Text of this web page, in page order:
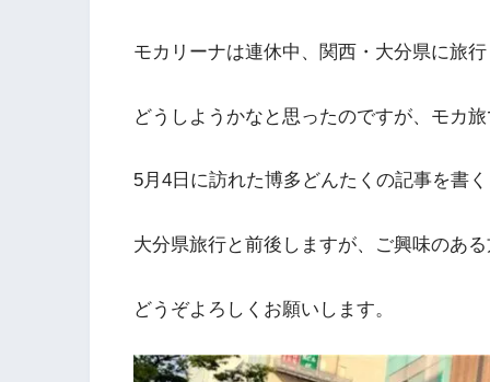
モカリーナは連休中、関西・大分県に旅
どうしようかなと思ったのですが、モカ
5月4日に訪れた博多どんたくの記事を書
大分県旅行と前後しますが、ご興味のあ
どうぞよろしくお願いします。